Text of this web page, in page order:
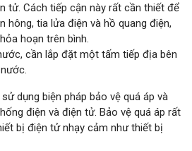
tử. Cách tiếp cận này rất cần thiết để
hông, tia lửa điện và hồ quang điện,
hoạn trên bình.
cần lắp đặt một tấm tiếp địa bên
dụng biện pháp bảo vệ quá áp và
điện và điện tử. Bảo vệ quá áp rất
bị điện tử nhạy cảm như thiết bị